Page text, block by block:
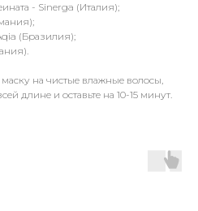
- Sinerga (Италия);
(Бразилия);
на чистые влажные волосы,
длине и оставьте на 10-15 минут.